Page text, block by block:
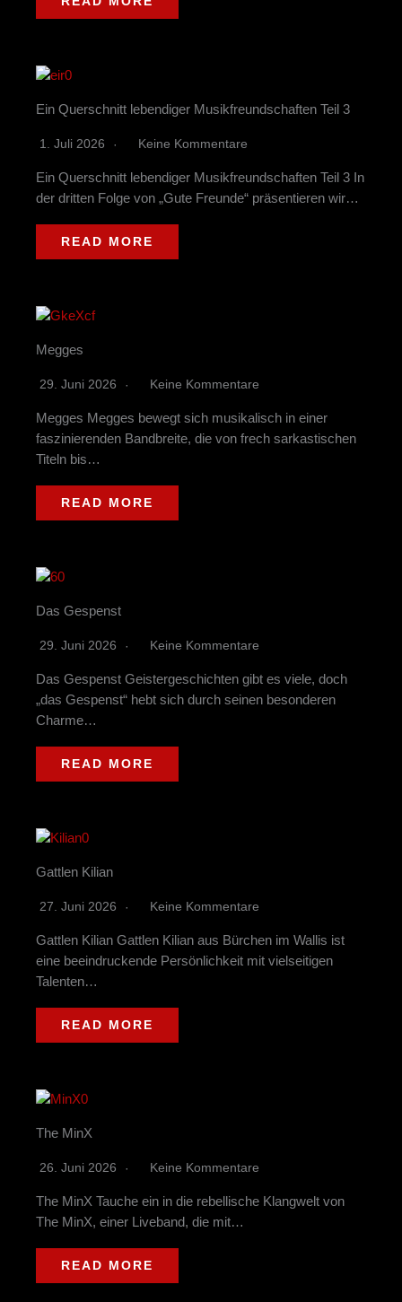
Ein Querschnitt lebendiger Musikfreundschaften Teil 3
1. Juli 2026 Keine Kommentare
Ein Querschnitt lebendiger Musikfreundschaften Teil 3 In
der dritten Folge von „Gute Freunde“ präsentieren wir…
READ MORE
Megges
29. Juni 2026 Keine Kommentare
Megges Megges bewegt sich musikalisch in einer
faszinierenden Bandbreite, die von frech sarkastischen
Titeln bis…
READ MORE
Das Gespenst
29. Juni 2026 Keine Kommentare
Das Gespenst Geistergeschichten gibt es viele, doch
„das Gespenst“ hebt sich durch seinen besonderen
Charme…
READ MORE
Gattlen Kilian
27. Juni 2026 Keine Kommentare
Gattlen Kilian Gattlen Kilian aus Bürchen im Wallis ist
eine beeindruckende Persönlichkeit mit vielseitigen
Talenten…
READ MORE
The MinX
26. Juni 2026 Keine Kommentare
The MinX Tauche ein in die rebellische Klangwelt von
The MinX, einer Liveband, die mit…
READ MORE